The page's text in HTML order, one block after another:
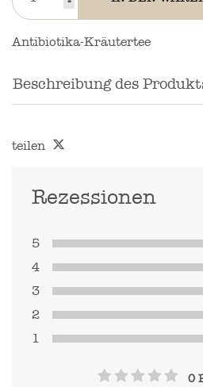
Antibiotika-Kräutertee
Beschreibung des
teilen
Rezessionen
5
4
3
2
1
0